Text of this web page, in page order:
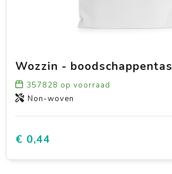
Wozzin - boodschappentas
357828 op voorraad
Non-woven
€ 0,44